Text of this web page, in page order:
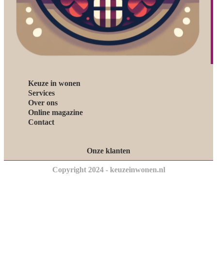
Keuze in wonen
Services
Over ons
Online magazine
Contact
Onze klanten
Copyright 2024 - keuzeinwonen.nl